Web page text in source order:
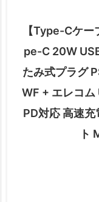
【Type-Cケ
pe-C 20W
たみ式プラグ
WF + エレコ
PD対応 高速充
ト